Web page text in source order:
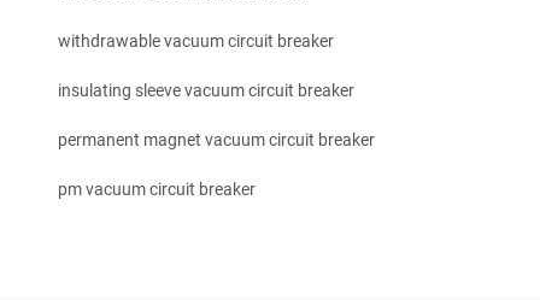
withdrawable vacuum circuit breaker
insulating sleeve vacuum circuit breaker
permanent magnet vacuum circuit breaker
pm vacuum circuit breaker